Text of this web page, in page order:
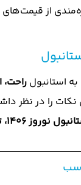
از قیمت‌های
استانبول
نکات را در نظر